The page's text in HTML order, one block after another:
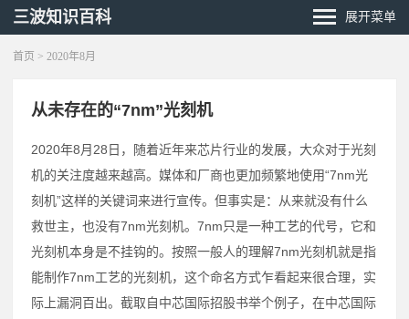
三波知识百科 展开菜单
首页 > 2020年8月
从未存在的“7nm”光刻机
2020年8月28日，随着近年来芯片行业的发展，大众对于光刻
机的关注度越来越高。媒体和厂商也更加频繁地使用“7nm光
刻机”这样的关键词来进行宣传。但事实是：从来就没有什么
救世主，也没有7nm光刻机。7nm只是一种工艺的代号，它和
光刻机本身是不挂钩的。按照一般人的理解7nm光刻机就是指
能制作7nm工艺的光刻机，这个命名方式乍看起来很合理，实
际上漏洞百出。截取自中芯国际招股书举个例子，在中芯国际